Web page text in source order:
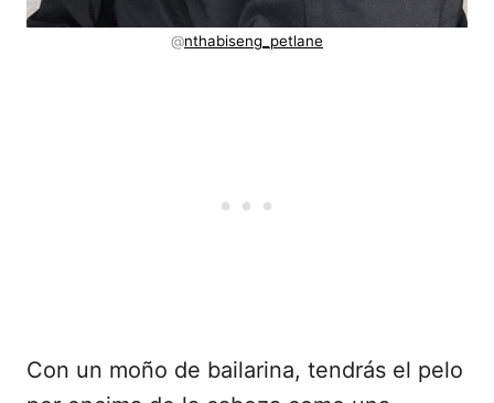
@nthabiseng_petlane
Con un moño de bailarina, tendrás el pelo